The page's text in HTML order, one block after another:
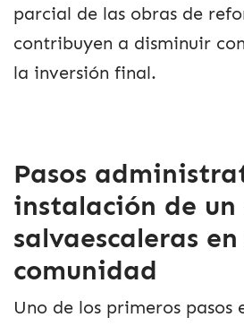
parcial de las obras de
contribuyen a disminuir
la inversión final.
Pasos
instalación de un
salvaescaleras
comunidad
Uno de los primeros pasos